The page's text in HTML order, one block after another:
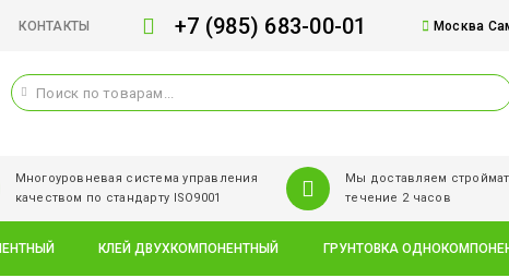
КОНТАКТЫ +7 (985) 683-00-01 Москва
Многоуровневая система управления
качеством по стандарту ISO9001
Мы доставляем
течение 2 часов
КЛЕЙ ДВУХКОМПОНЕНТНЫЙ ГРУНТОВКА